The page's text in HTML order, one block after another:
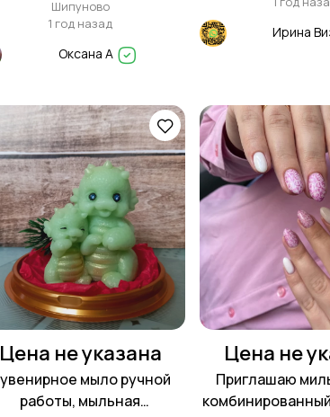
Шипуново
1 год назад
Оксана А
Ирина
Цена не указана
мыло ручной
работы, мыльная
Цена не
Приглашаю